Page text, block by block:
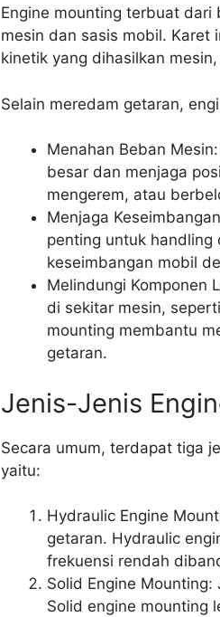
Engine mounting terbuat
mesin dan sasis mobil. Karet
kinetik yang dihasilkan
Selain meredam getaran,
Menahan Beban
besar dan menjaga
mengerem, atau
Menjaga
penting untuk handling
keseimbangan mobil
Melindungi Komponen
di sekitar mesin,
mounting membantu
getaran.
Jenis-Jenis
Secara umum, terdapat tiga
yaitu:
Hydraulic Engine
getaran. Hydraulic
frekuensi rendah
Solid Engine
Solid engine mounting